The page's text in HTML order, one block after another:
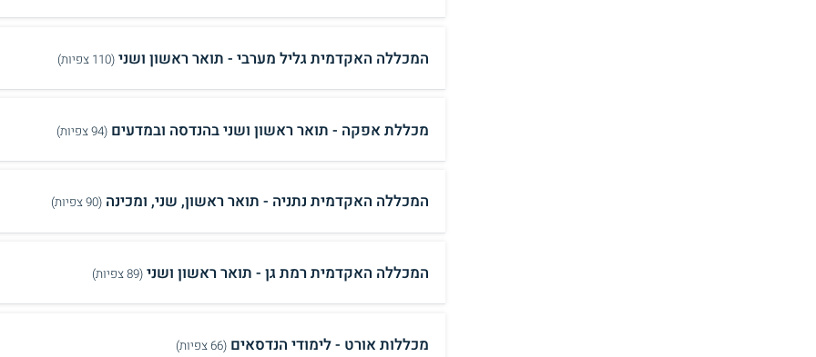
המכללה האקדמית גליל מערבי - תואר ראשון ושני(110 צפיות)
מכללת אפקה - תואר ראשון ושני בהנדסה ובמדעים(94 צפיות)
המכללה האקדמית נתניה - תואר ראשון, שני, ומכינה(90 צפיות)
המכללה האקדמית רמת גן - תואר ראשון ושני(89 צפיות)
מכללות אורט - לימודי הנדסאים(66 צפיות)